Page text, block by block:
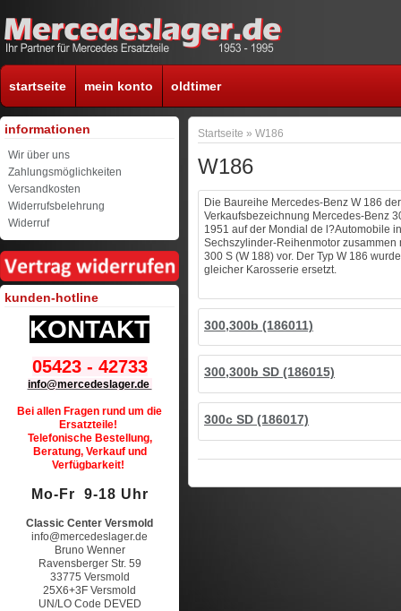
startseite mein konto oldtimer
Startseite » W186
W186
Die Baureihe Mercedes-Benz W 186
Verkaufsbezeichnung Mercedes-Benz
1951 auf der Mondial de l?Automobile
Sechszylinder-Reihenmotor
300 S (W 188) vor. Der Typ W 186
gleicher Karosserie ersetzt.
300,300b (186011)
300,300b SD (186015)
300c SD (186017)
informationen
Wir über uns
Zahlungsmöglichkeiten
Versandkosten
Widerrufsbelehrung
Widerruf
kunden-hotline
KONTAKT
05423 - 42733
info@mercedeslager.de
Bei allen Fragen rund um die
Ersatzteile!
Telefonische Bestellung,
Beratung, Verkauf und
Verfügbarkeit!
Mo-Fr 9-18 Uhr
Classic Center Versmold
info@mercedeslager.de
Bruno Wenner
Ravensberger Str. 59
33775 Versmold
25X6+3F Versmold
UN/LO Code DEVED